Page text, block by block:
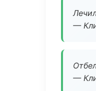
—
—